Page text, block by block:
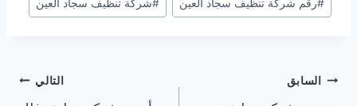
#رقم شركة تنظيف سجاد العين #شركة تنظيف سجاد العين
تصفّح
السابق التالي